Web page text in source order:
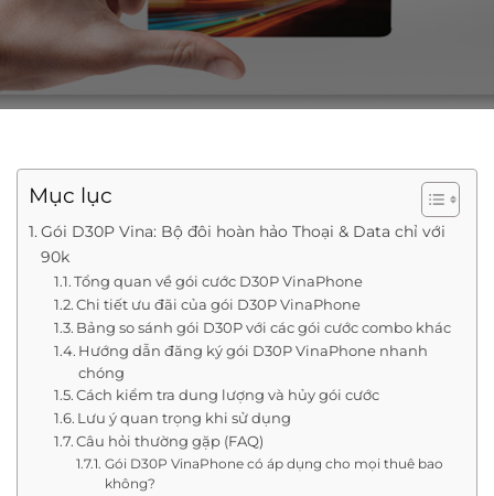
Mục lục
Gói D30P Vina: Bộ đôi hoàn hảo Thoại & Data chỉ với
90k
Tổng quan về gói cước D30P VinaPhone
Chi tiết ưu đãi của gói D30P VinaPhone
Bảng so sánh gói D30P với các gói cước combo khác
Hướng dẫn đăng ký gói D30P VinaPhone nhanh
chóng
Cách kiểm tra dung lượng và hủy gói cước
Lưu ý quan trọng khi sử dụng
Câu hỏi thường gặp (FAQ)
Gói D30P VinaPhone có áp dụng cho mọi thuê bao
không?